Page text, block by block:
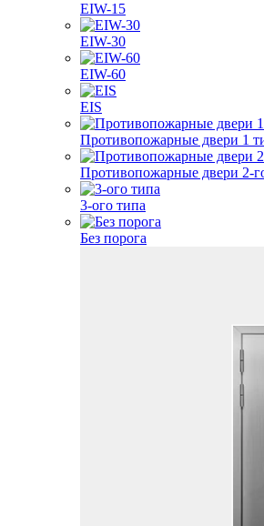
EIW-15
EIW-30
EIW-60
EIS
Противопожарные двери 1
Противопожарные двери 2-
3-ого типа
Без порога